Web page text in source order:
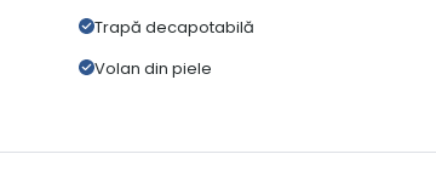
Trapă decapotabilă
Volan din piele